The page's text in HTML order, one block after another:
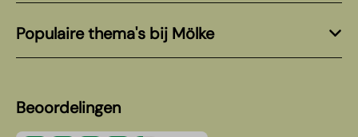
Populaire thema's bij Mölke
Beoordelingen